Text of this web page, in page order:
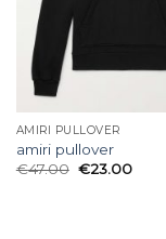
AMIRI PULLOVER
amiri pullover
€47.00 €23.00